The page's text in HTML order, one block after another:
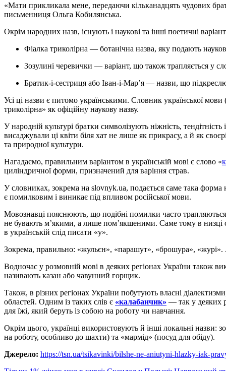
«Мати прикликала мене, передаючи кільканадцять чудових
письменниця Ольга Кобилянська.
Окрім народних назв, існують і наукові та інші поетичні
Фіалка триколірна — ботанічна назва, яку подають
Зозулині черевички — варіант, що також трапляється у
Братик-і-сестриця або Іван-і-Мар’я — назви, що
Усі ці назви є питомо українськими. Словник української
триколірна» як офіційну наукову назву.
У народній культурі братки символізують ніжність,
висаджували ці квіти біля хат не лише як прикрасу, а й як
та природної культури.
Нагадаємо, правильним варіантом в українській мові є слово «
циліндричної форми, призначений для варіння страв.
У словниках, зокрема на slovnyk.ua, подається саме така
є помилковим і виникає під впливом російської мови.
Мовознавці пояснюють, що подібні помилки часто
не бувають м’якими, а лише пом’якшеними. Саме тому в низці
в українській слід писати «у».
Зокрема, правильно: «жульєн», «парашут», «брошура», «журі».
Водночас у розмовній мові в деяких регіонах України також
називають казан або чавунний горщик.
Також, в різних регіонах України побутують власні
областей. Одним із таких слів є «калабанчик» — так у деяких
для їжі, який беруть із собою на роботу чи навчання.
Окрім цього, українці використовують й інші локальні назви:
на роботу, особливо до шахти) та «мармід» (посуд для обіду).
Джерело: https://tsn.ua/tsikavinki/bilshe-ne-aniutyni-hlazky-iak-